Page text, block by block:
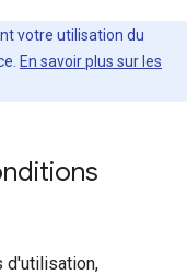
votre utilisation du
En savoir plus sur les
d'utilisation,